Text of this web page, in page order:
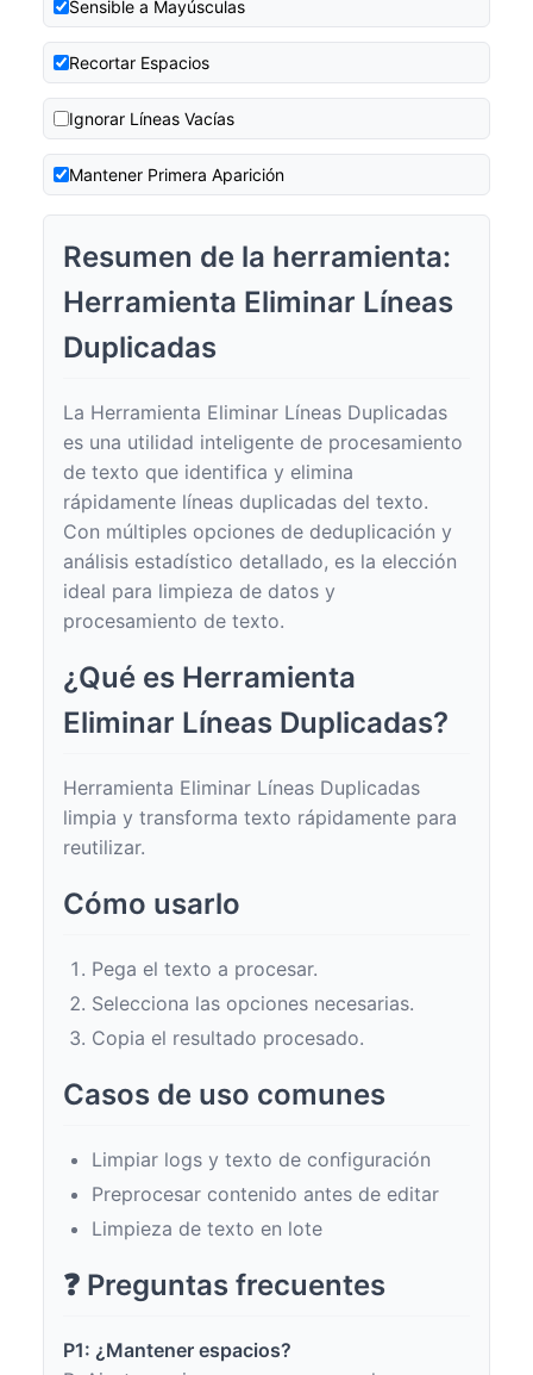
Sensible a Mayúsculas
Recortar Espacios
Ignorar Líneas Vacías
Mantener Primera Aparición
Resumen de la herramienta:
Herramienta Eliminar Líneas
Duplicadas
La Herramienta Eliminar Líneas Duplicadas
es una utilidad inteligente de procesamiento
de texto que identifica y elimina
rápidamente líneas duplicadas del texto.
Con múltiples opciones de deduplicación y
análisis estadístico detallado, es la elección
ideal para limpieza de datos y
procesamiento de texto.
¿Qué es Herramienta
Eliminar Líneas Duplicadas?
Herramienta Eliminar Líneas Duplicadas
limpia y transforma texto rápidamente para
reutilizar.
Cómo usarlo
Pega el texto a procesar.
Selecciona las opciones necesarias.
Copia el resultado procesado.
Casos de uso comunes
Limpiar logs y texto de configuración
Preprocesar contenido antes de editar
Limpieza de texto en lote
❓ Preguntas frecuentes
P1: ¿Mantener espacios?